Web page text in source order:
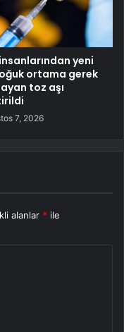
yeni
ortama gerek
toz aşı
7, 2026
alanlar * ile